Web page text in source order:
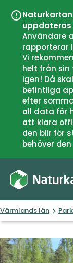
uppdateras
Användare
rapporterar
Vi
helt från sin
igen! Då
befintliga
efter
all data för
att klara
den blir för
behöver
Värmlands län